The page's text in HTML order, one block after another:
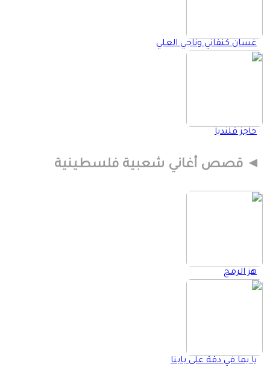
غسان كنفاني وناجي العلي
حاجز قلنديا
قصص أغاني شعبية فلسطينية
هز الرمح
يا يما في دقة على بابنا